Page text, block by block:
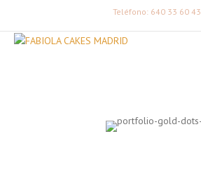
Teléfono: 640 33 60 43